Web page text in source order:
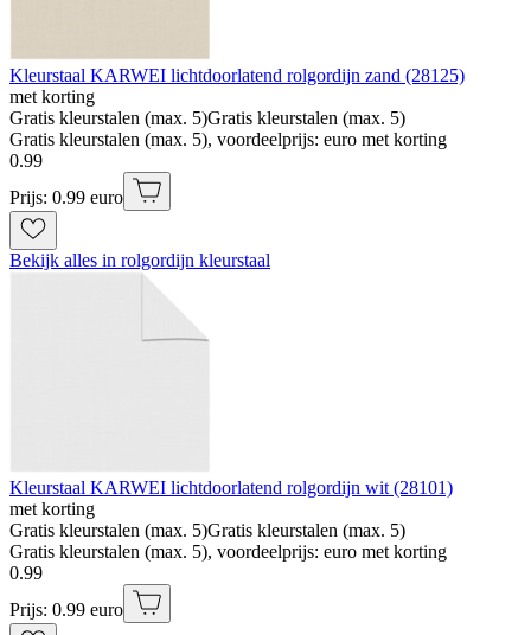
Kleurstaal KARWEI lichtdoorlatend rolgordijn zand (28125)
met korting
Gratis kleurstalen (max. 5)Gratis kleurstalen (max. 5)
Gratis kleurstalen (max. 5), voordeelprijs: euro met korting
0.99
Prijs: 0.99 euro
Bekijk alles in rolgordijn kleurstaal
Kleurstaal KARWEI lichtdoorlatend rolgordijn wit (28101)
met korting
Gratis kleurstalen (max. 5)Gratis kleurstalen (max. 5)
Gratis kleurstalen (max. 5), voordeelprijs: euro met korting
0.99
Prijs: 0.99 euro